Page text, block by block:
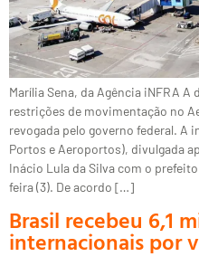
Marília Sena, da Agência iNFRA
restrições de movimentação no
revogada pelo governo federal. A
Portos e Aeroportos), divulgada
Inácio Lula da Silva com o
feira (3). De acordo […]
Brasil recebeu 6,1
internacionais por